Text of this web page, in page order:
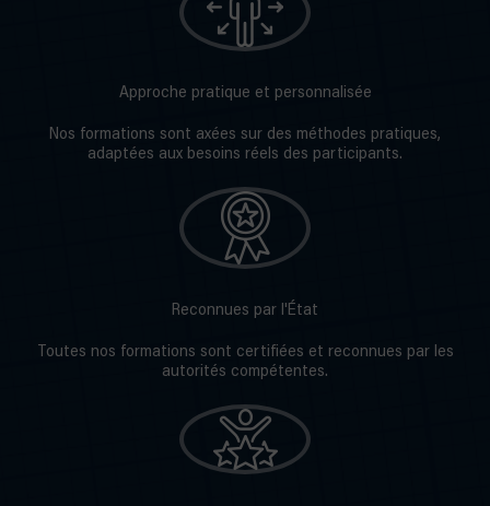
Approche pratique et personnalisée
Nos formations sont axées sur des méthodes pratiques,
adaptées aux besoins réels des participants.
Reconnues par l'État
Toutes nos formations sont certifiées et reconnues par les
autorités compétentes.